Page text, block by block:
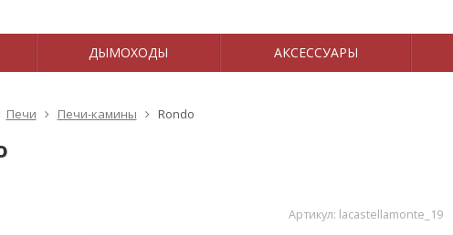
ДЫМОХОДЫ АКСЕССУАРЫ
Печи Печи-камины Rondo
Артикул: lacastellamonte_19